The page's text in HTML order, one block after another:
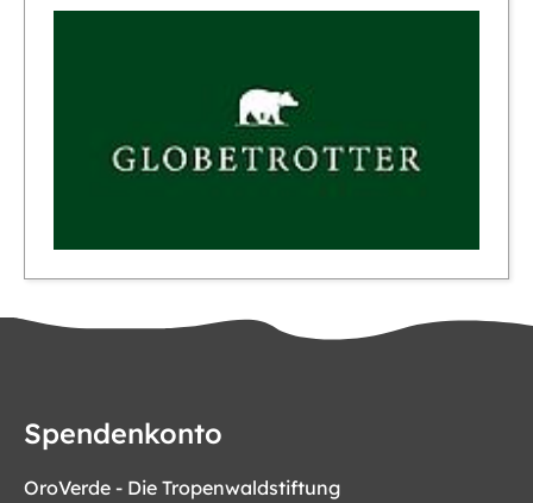
Spendenkonto
OroVerde - Die Tropenwaldstiftung